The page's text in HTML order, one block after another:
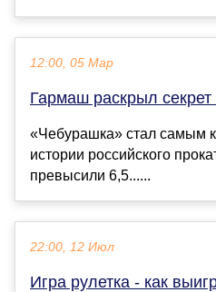
12:00, 05 Мар
Гармаш раскрыл
«Чебурашка» стал самым
истории российского
превысили 6,5......
22:00, 12 Июл
Игра рулетка - как